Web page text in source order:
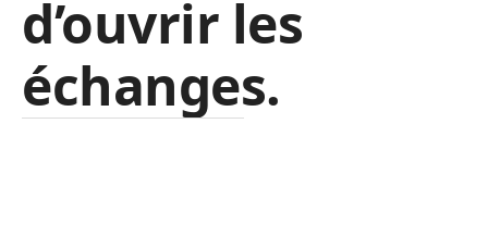
d’ouvrir les
échanges.